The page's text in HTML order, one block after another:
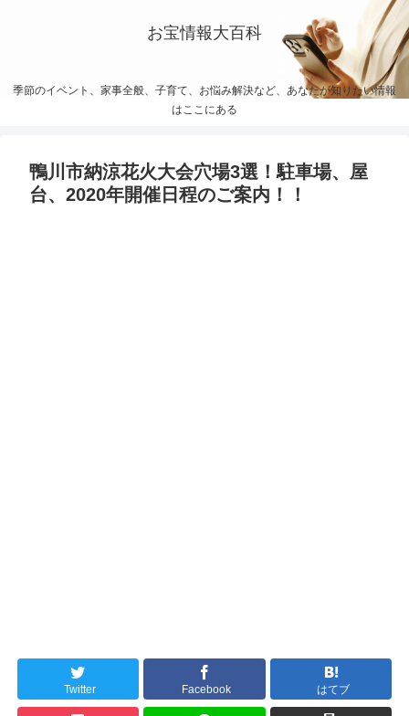
お宝情報大百科
季節のイベント、家事全般、子育て、お悩み解決など、あなたが知りたい情報
はここにある
鴨川市納涼花火大会穴場3選！駐車場、屋
台、2020年開催日程のご案内！！
Twitter Facebook はてブ